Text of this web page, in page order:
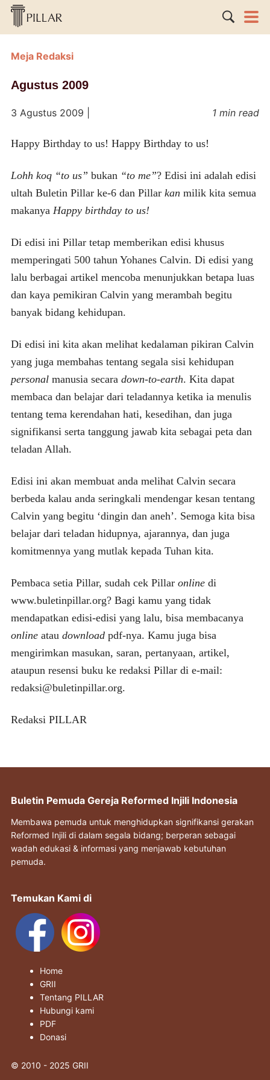
Meja Redaksi
Agustus 2009
3 Agustus 2009 1 min read
Happy Birthday to us! Happy Birthday to us!
Lohh koq “to us” bukan“to me”? Edisi ini adalah edisi
ultah Buletin Pillar ke-6 dan Pillar kan milik kita semua
makanya Happy birthday to us!
Di edisi ini Pillar tetap memberikan edisi khusus
memperingati 500 tahun Yohanes Calvin. Di edisi yang
lalu berbagai artikel mencoba menunjukkan betapa luas
dan kaya pemikiran Calvin yang merambah begitu
banyak bidang kehidupan.
Di edisi ini kita akan melihat kedalaman pikiran Calvin
yang juga membahas tentang segala sisi kehidupan
personalmanusia secara down-to-earth. Kita dapat
membaca dan belajar dari teladannya ketika ia menulis
tentang tema kerendahan hati, kesedihan, dan juga
signifikansi serta tanggung jawab kita sebagai peta dan
teladan Allah.
Edisi ini akan membuat anda melihat Calvin secara
berbeda kalau anda seringkali mendengar kesan tentang
Calvin yang begitu ‘dingin dan aneh’. Semoga kita bisa
belajar dari teladan hidupnya, ajarannya, dan juga
komitmennya yang mutlak kepada Tuhan kita.
Pembaca setia Pillar, sudah cek Pillar onlinedi
www.buletinpillar.org? Bagi kamu yang tidak
mendapatkan edisi-edisi yang lalu, bisa membacanya
onlineatau downloadpdf-nya. Kamu juga bisa
mengirimkan masukan, saran, pertanyaan, artikel,
ataupun resensi buku ke redaksi Pillar di e-mail:
redaksi@buletinpillar.org.
Redaksi PILLAR
Buletin Pemuda Gereja Reformed Injili Indonesia
Membawa pemuda untuk menghidupkan signifikansi gerakan
Reformed Injili di dalam segala bidang; berperan sebagai
wadah edukasi & informasi yang menjawab kebutuhan
pemuda.
Temukan Kami di
Home
GRII
Tentang PILLAR
Hubungi kami
PDF
Donasi
© 2010 - 2025 GRII